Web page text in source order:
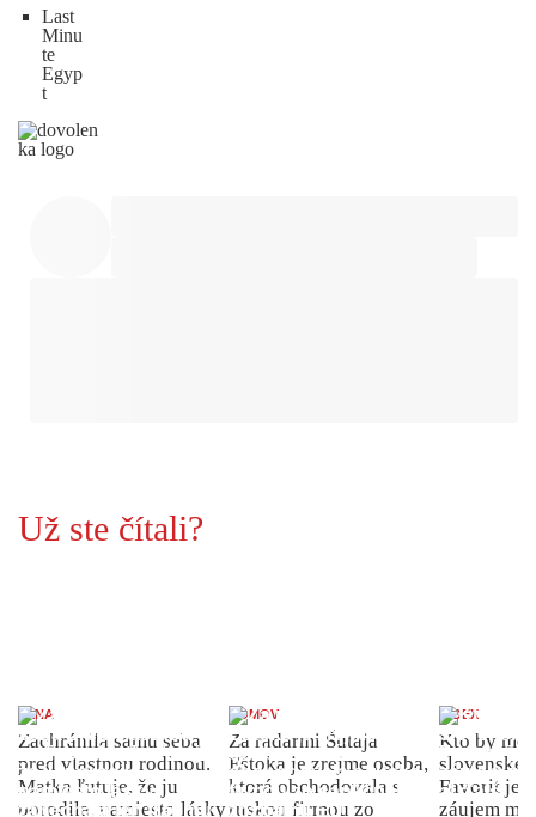
Last
Minu
te
Egyp
t
Už ste čítali?
ŽENA
Zachránila samu seba
pred vlastnou rodinou.
Matka ľutuje, že ju
porodila, namiesto lásky
DOMOV
Za radarmi Šutaja
Eštoka je zrejme osoba,
ktorá obchodovala s
ruskou firmou zo
INDEX
Kto by
slovenské
Favorit je
záujem